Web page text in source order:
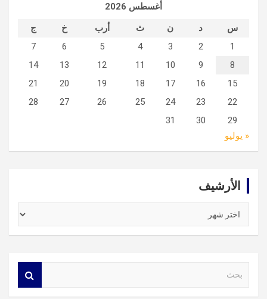
أغسطس 2026
س
د ن ث أرب خ
ج
1
2
3
4
5
6
7
8
9
10
11
12
13
14
15
16
17
18
19
20
21
22
23
24
25
26
27
28
29
30
31
« يوليو
الأرشيف